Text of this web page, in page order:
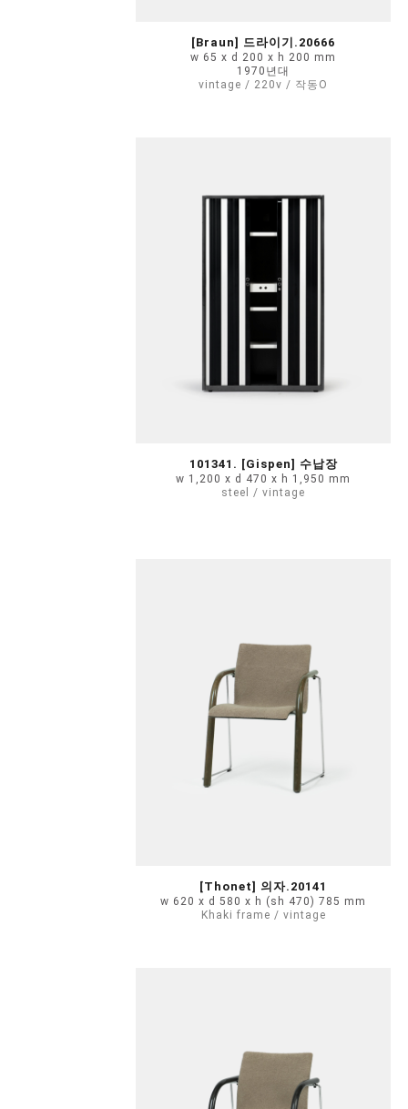
[Braun] 드라이기.20666
w 65 x d 200 x h 200 mm
1970년대
vintage / 220v / 작동O
101341. [Gispen] 수납장
w 1,200 x d 470 x h 1,950 mm
steel / vintage
[Thonet] 의자.20141
w 620 x d 580 x h (sh 470) 785 mm
Khaki frame / vintage